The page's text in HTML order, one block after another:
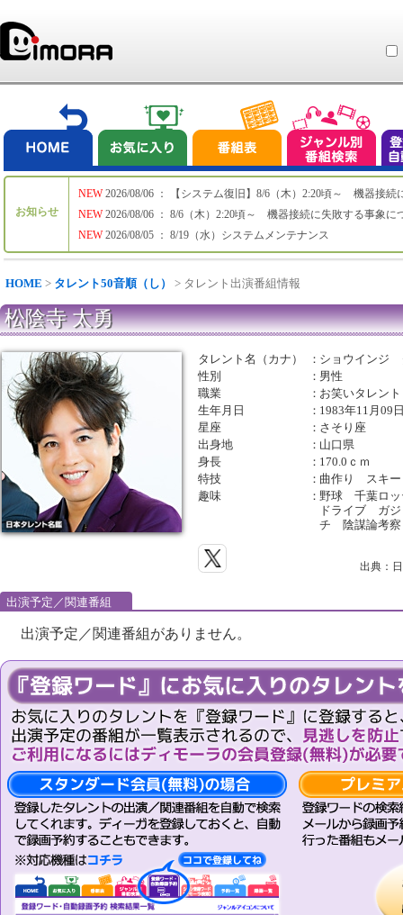
お知らせ
NEW
NEW
NEW
2026/08/06 ： 【システム復旧】8/6（木）2:20頃～ 機器接続
2026/08/06 ： 8/6（木）2:20頃～ 機器接続に失敗する事象に
2026/08/05 ： 8/19（水）システムメンテナンス
HOME > タレント50音順（し） > タレント出演番組情報
松陰寺 太勇
タレント名（カナ） ： ショウインジ
性別
： 男性
職業
： お笑いタレント
生年月日
： 1983年11月09
星座
： さそり座
出身地
： 山口県
身長
： 170.0ｃｍ
特技
： 曲作り スキ
趣味
：野球 千葉ロ
ドライブ ガ
チ 陰謀論考察
出典：
出演予定／関連番組
出演予定／関連番組がありません。